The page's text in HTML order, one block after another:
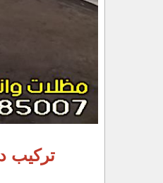
تركيب